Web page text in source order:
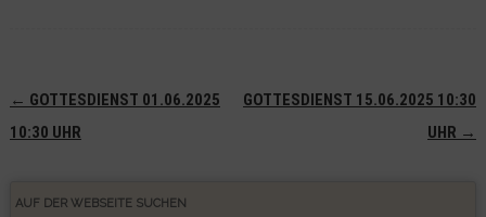
Navigation
(Beiträge)
← GOTTESDIENST 01.06.2025
10:30 UHR
GOTTESDIENST 15.06.2025 10:30
UHR →
AUF DER WEBSEITE SUCHEN